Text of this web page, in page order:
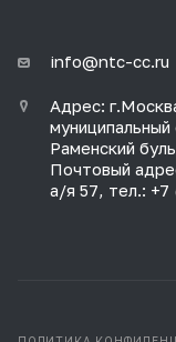
info@ntc-cc.ru
Адрес:
муниципальный
Раменский
Почтовый
а/я 57, тел.: